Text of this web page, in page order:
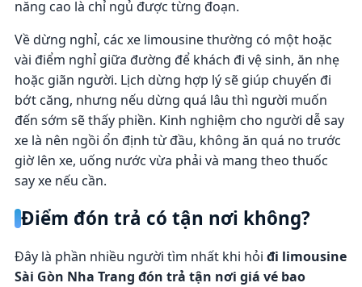
năng cao là chỉ ngủ được từng đoạn.
Về dừng nghỉ, các xe limousine thường có một hoặc
vài điểm nghỉ giữa đường để khách đi vệ sinh, ăn nhẹ
hoặc giãn người. Lịch dừng hợp lý sẽ giúp chuyến đi
bớt căng, nhưng nếu dừng quá lâu thì người muốn
đến sớm sẽ thấy phiền. Kinh nghiệm cho người dễ say
xe là nên ngồi ổn định từ đầu, không ăn quá no trước
giờ lên xe, uống nước vừa phải và mang theo thuốc
say xe nếu cần.
Điểm đón trả có tận nơi không?
Đây là phần nhiều người tìm nhất khi hỏi đi limousine
Sài Gòn Nha Trang đón trả tận nơi giá vé bao